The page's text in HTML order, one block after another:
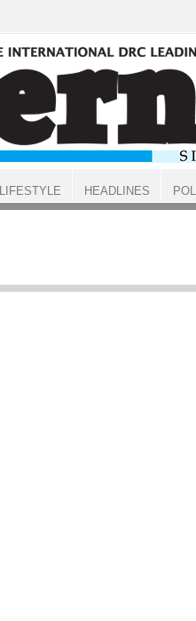
LIFESTYLE HEADLINES